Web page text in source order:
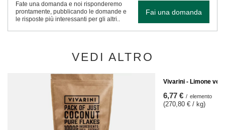
Fate una domanda e noi risponderemo
prontamente, pubblicando le domande e
le risposte più interessanti per gli altri..
Fai una domanda
VEDI ALTRO
Vivarini - Limone
6,77 € / elemento
(270,80 € / kg)